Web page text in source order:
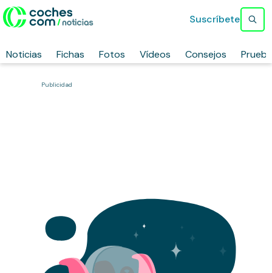
Noticias Fichas Fotos Vídeos Consejos
Suscríbete
Publicidad